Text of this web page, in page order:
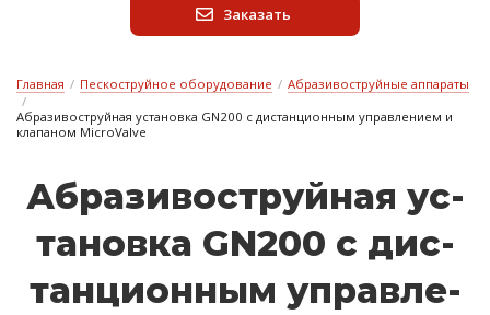
Заказать
Главная / Пескоструйное оборудование / Абразивоструйные аппараты
/
Абразивоструйная установка GN200 с дистанционным управлением и
клапаном MicroValve
Аб­ра­зи­вос­труй­ная ус­
та­нов­ка GN200 с дис­
танци­он­ным уп­равле­